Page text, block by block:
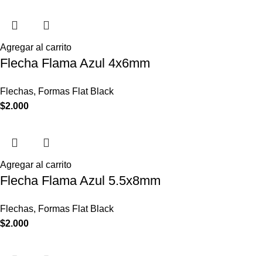
Agregar al carrito
Flecha Flama Azul 4x6mm
Flechas, Formas Flat Black
$2.000
Agregar al carrito
Flecha Flama Azul 5.5x8mm
Flechas, Formas Flat Black
$2.000